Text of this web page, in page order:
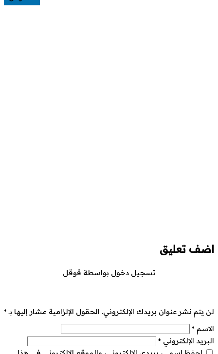
اضف تعليق
تسجيل دخول بواسطة قوقل
لن يتم نشر عنوان بريدك الإلكتروني. الحقول الإلزامية مشار إليها بـ*
الاسم *
البريد الإلكتروني *